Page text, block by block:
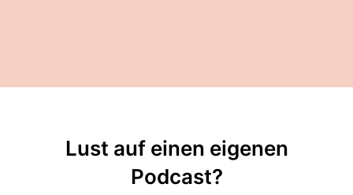
Lust auf einen eigenen
Podcast?